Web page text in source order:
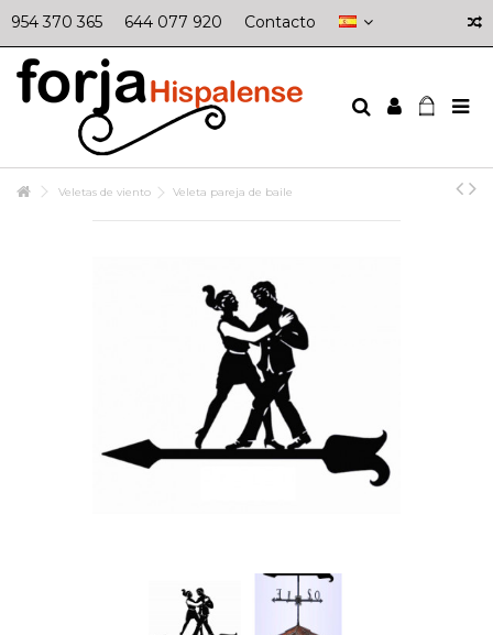
954 370 365 644 077 920 Contacto
Veletas de viento Veleta pareja de baile